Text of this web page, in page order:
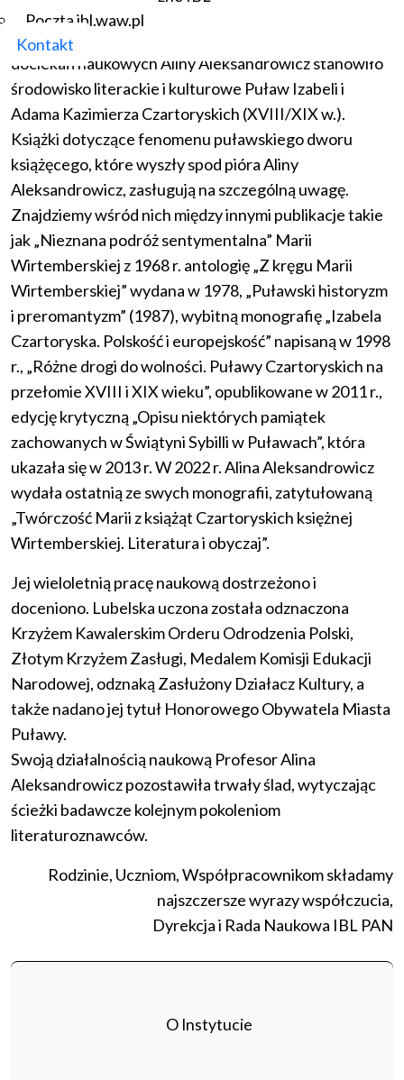
Poczta ibl.waw.pl
Kontakt
O Instytucie
była niewątpliwie „Twórczość satyryczna Adama
Naruszewicza” z 1964 r., jednak główny przedmiot
dociekań naukowych Aliny Aleksandrowicz stanowiło
środowisko literackie i kulturowe Puław Izabeli i
Adama Kazimierza Czartoryskich (XVIII/XIX w.).
Książki dotyczące fenomenu puławskiego dworu
książęcego, które wyszły spod pióra Aliny
Aleksandrowicz, zasługują na szczególną uwagę.
Znajdziemy wśród nich między innymi publikacje takie
jak „Nieznana podróż sentymentalna” Marii
Wirtemberskiej z 1968 r. antologię „Z kręgu Marii
Wirtemberskiej” wydana w 1978, „Puławski historyzm
i preromantyzm” (1987), wybitną monografię „Izabela
Czartoryska. Polskość i europejskość” napisaną w 1998
r., „Różne drogi do wolności. Puławy Czartoryskich na
przełomie XVIII i XIX wieku”, opublikowane w 2011 r.,
edycję krytyczną „Opisu niektórych pamiątek
zachowanych w Świątyni Sybilli w Puławach”, która
ukazała się w 2013 r. W 2022 r. Alina Aleksandrowicz
wydała ostatnią ze swych monografii, zatytułowaną
„Twórczość Marii z książąt Czartoryskich księżnej
Wirtemberskiej. Literatura i obyczaj”.
Jej wieloletnią pracę naukową dostrzeżono i
doceniono. Lubelska uczona została odznaczona
Krzyżem Kawalerskim Orderu Odrodzenia Polski,
Złotym Krzyżem Zasługi, Medalem Komisji Edukacji
Narodowej, odznaką Zasłużony Działacz Kultury, a
także nadano jej tytuł Honorowego Obywatela Miasta
Puławy.
Swoją działalnością naukową Profesor Alina
Aleksandrowicz pozostawiła trwały ślad, wytyczając
ścieżki badawcze kolejnym pokoleniom
literaturoznawców.
Rodzinie, Uczniom, Współpracownikom składamy
najszczersze wyrazy współczucia,
Dyrekcja i Rada Naukowa IBL PAN